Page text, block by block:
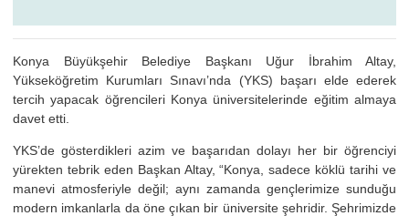
Konya Büyükşehir Belediye Başkanı Uğur İbrahim Altay,
Yükseköğretim Kurumları Sınavı’nda (YKS) başarı elde ederek
tercih yapacak öğrencileri Konya üniversitelerinde eğitim almaya
davet etti.
YKS’de gösterdikleri azim ve başarıdan dolayı her bir öğrenciyi
yürekten tebrik eden Başkan Altay, “Konya, sadece köklü tarihi ve
manevi atmosferiyle değil; aynı zamanda gençlerimize sunduğu
modern imkanlarla da öne çıkan bir üniversite şehridir. Şehrimizde